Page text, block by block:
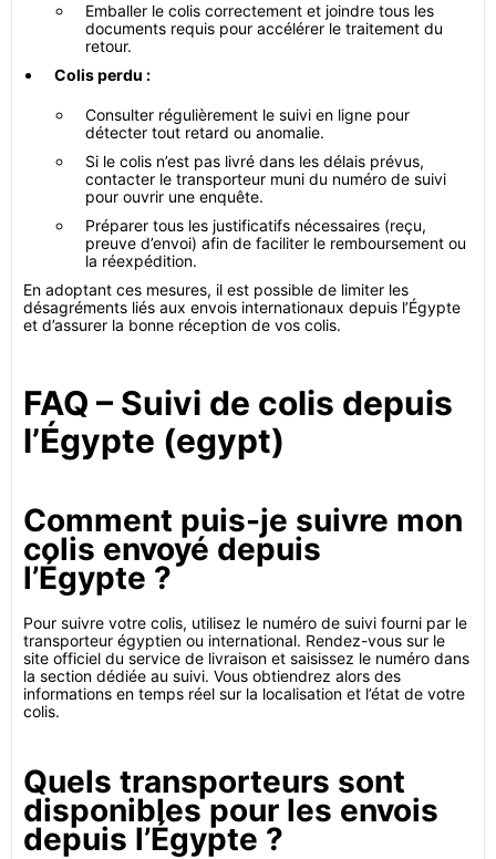
Emballer le colis correctement et joindre tous les
documents requis pour accélérer le traitement du
retour.
Colis perdu :
Consulter régulièrement le suivi en ligne pour
détecter tout retard ou anomalie.
Si le colis n’est pas livré dans les délais prévus,
contacter le transporteur muni du numéro de suivi
pour ouvrir une enquête.
Préparer tous les justificatifs nécessaires (reçu,
preuve d’envoi) afin de faciliter le remboursement ou
la réexpédition.
En adoptant ces mesures, il est possible de limiter les
désagréments liés aux envois internationaux depuis l’Égypte
et d’assurer la bonne réception de vos colis.
FAQ – Suivi de colis depuis
l’Égypte (egypt)
Comment puis-je suivre mon
colis envoyé depuis
l’Égypte ?
Pour suivre votre colis, utilisez le numéro de suivi fourni par le
transporteur égyptien ou international. Rendez-vous sur le
site officiel du service de livraison et saisissez le numéro dans
la section dédiée au suivi. Vous obtiendrez alors des
informations en temps réel sur la localisation et l’état de votre
colis.
Quels transporteurs sont
disponibles pour les envois
depuis l’Égypte ?